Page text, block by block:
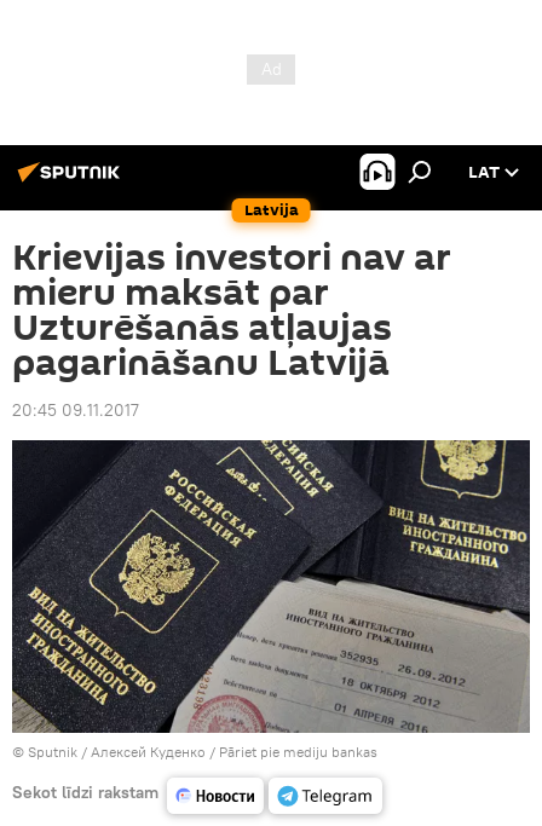
Latvija
LAT
Krievijas investori nav ar
mieru maksāt par
Uzturēšanās atļaujas
pagarināšanu Latvijā
20:45 09.11.2017
© Sputnik / Алексей Куденко / Pāriet pie mediju bankas
Sekot līdzi rakstam